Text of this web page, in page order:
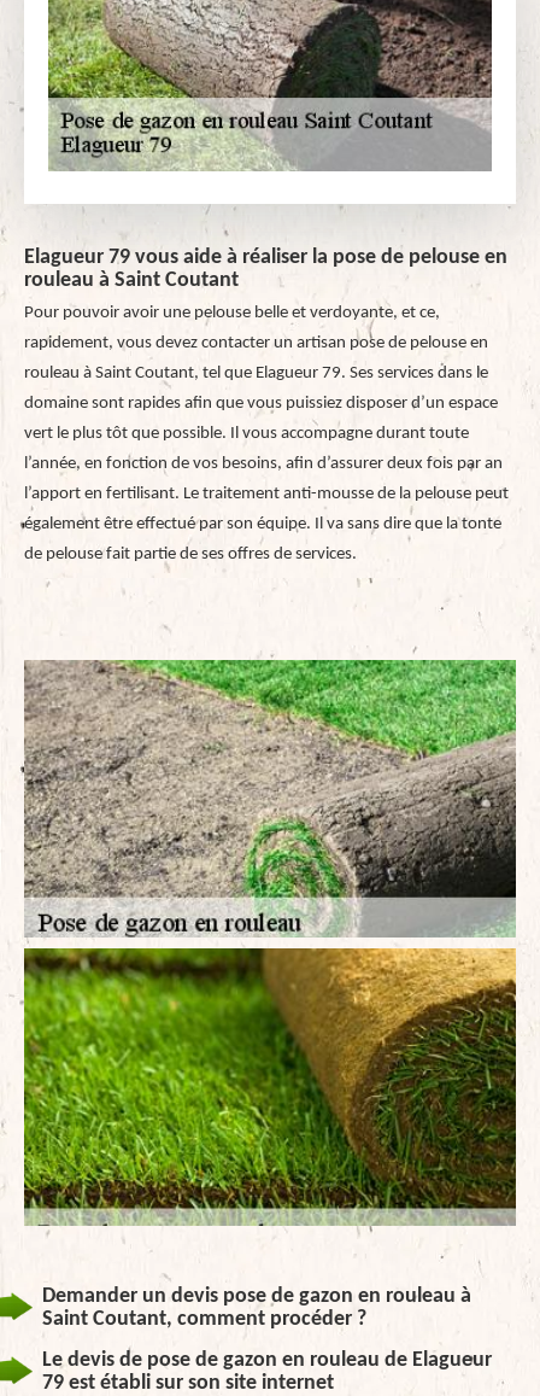
Elagueur 79 vous aide à réaliser la pose de pelouse en
rouleau à Saint Coutant
Pour pouvoir avoir une pelouse belle et verdoyante, et ce,
rapidement, vous devez contacter un artisan pose de pelouse en
rouleau à Saint Coutant, tel que Elagueur 79. Ses services dans le
domaine sont rapides afin que vous puissiez disposer d’un espace
vert le plus tôt que possible. Il vous accompagne durant toute
l’année, en fonction de vos besoins, afin d’assurer deux fois par an
l’apport en fertilisant. Le traitement anti-mousse de la pelouse peut
également être effectué par son équipe. Il va sans dire que la tonte
de pelouse fait partie de ses offres de services.
Demander un devis pose de gazon en rouleau à
Saint Coutant, comment procéder ?
Le devis de pose de gazon en rouleau de Elagueur
79 est établi sur son site internet